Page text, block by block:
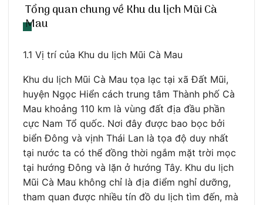
Tổng quan chung về Khu du lịch Mũi Cà
Mau
1.1 Vị trí của Khu du lịch Mũi Cà Mau
Khu du lịch Mũi Cà Mau tọa lạc tại xã Đất Mũi,
huyện Ngọc Hiển cách trung tâm Thành phố Cà
Mau khoảng 110 km là vùng đất địa đầu phần
cực Nam Tổ quốc. Nơi đây được bao bọc bởi
biển Đông và vịnh Thái Lan là tọa độ duy nhất
tại nước ta có thể đồng thời ngắm mặt trời mọc
tại hướng Đông và lặn ở hướng Tây. Khu du lịch
Mũi Cà Mau không chỉ là địa điểm nghỉ dưỡng,
tham quan được nhiều tín đồ du lịch tìm đến, mà